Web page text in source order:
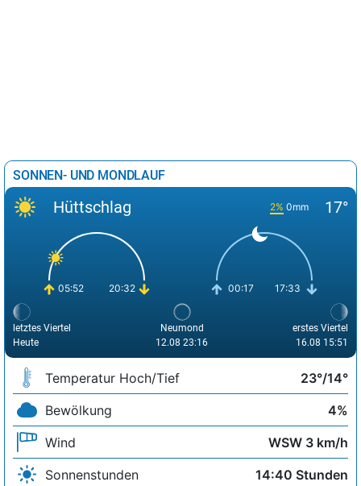
SONNEN- UND MONDLAUF
Hüttschlag 2% 0mm 17°
05:52 20:32 00:17 17:33
letztes Viertel
Heute
Neumond
12.08 23:16
erstes Viertel
16.08 15:51
Temperatur Hoch/Tief
23°/14°
Bewölkung
4%
Wind
WSW 3 km/h
Sonnenstunden
14:40 Stunden